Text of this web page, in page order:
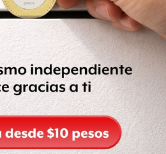
también tiene una
de Negocios en Marcha por la
de Zacatecas.
en el servicio púbico entre
de Agricultura y Recursos
como inspector en el área de
de Texcoco, Estado de
participado como socio y